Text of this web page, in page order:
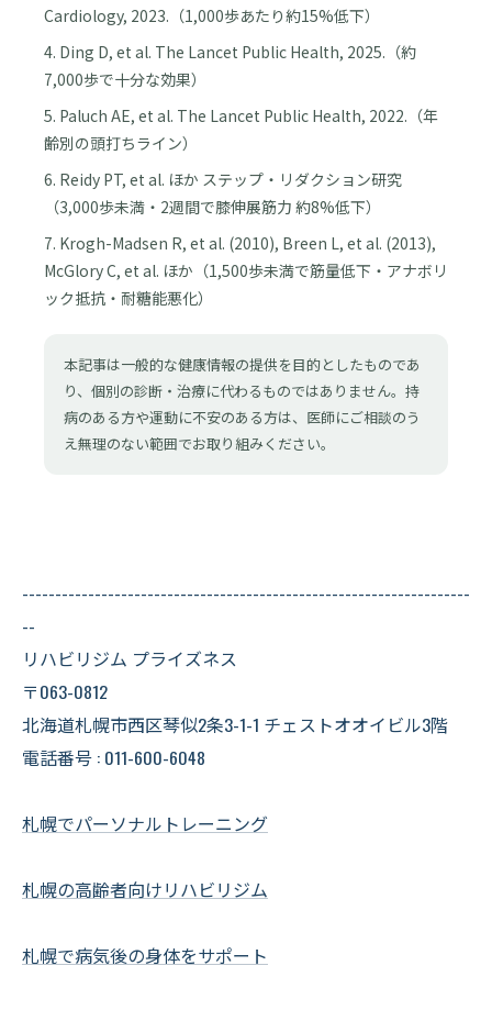
Cardiology, 2023.（1,000歩あたり約15%低下）
4. Ding D, et al. The Lancet Public Health, 2025.（約
7,000歩で十分な効果）
5. Paluch AE, et al. The Lancet Public Health, 2022.（年
齢別の頭打ちライン）
6. Reidy PT, et al. ほか ステップ・リダクション研究
（3,000歩未満・2週間で膝伸展筋力 約8%低下）
7. Krogh-Madsen R, et al. (2010), Breen L, et al. (2013),
McGlory C, et al. ほか（1,500歩未満で筋量低下・アナボリ
ック抵抗・耐糖能悪化）
本記事は一般的な健康情報の提供を目的としたものであ
り、個別の診断・治療に代わるものではありません。持
病のある方や運動に不安のある方は、医師にご相談のう
え無理のない範囲でお取り組みください。
--------------------------------------------------------------------
--
リハビリジム プライズネス
〒063-0812
北海道札幌市西区琴似2条3-1-1 チェストオオイビル3階
電話番号 : 011-600-6048
札幌でパーソナルトレーニング
札幌の高齢者向けリハビリジム
札幌で病気後の身体をサポート